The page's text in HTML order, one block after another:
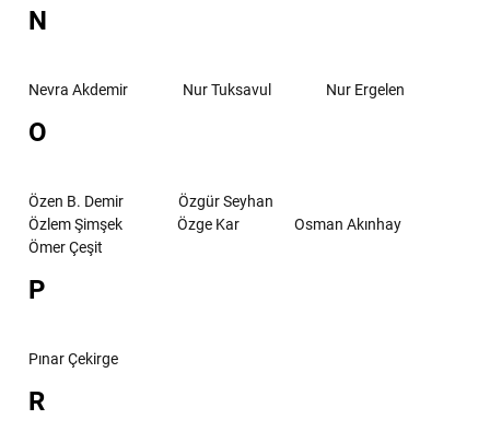
N
Nevra Akdemir Nur Tuksavul Nur Ergelen
O
Özen B. Demir
Özgür Seyhan
Özlem Şimşek
Özge Kar
Osman Akınhay
Ömer Çeşit
P
Pınar Çekirge
R